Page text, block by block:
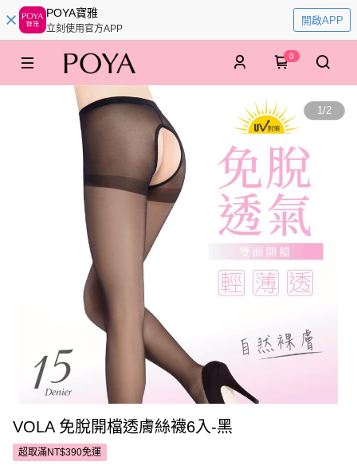
POYA寶雅
立刻使用官方APP
開啟APP
0
1/2
VOLA 免脫開檔透膚絲襪6入-黑
超取滿NT$390免運